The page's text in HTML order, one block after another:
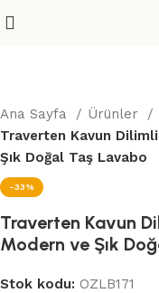
Ana Sayfa Ürünler
Traverten Kavun
Şık Doğal Taş Lavabo
-33%
Traverten Kavun
Modern ve Şık
Stok kodu: OZLB171